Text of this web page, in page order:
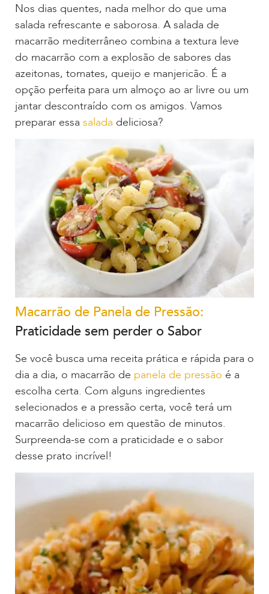
Nos dias quentes, nada melhor do que uma
salada refrescante e saborosa. A salada de
macarrão mediterrâneo combina a textura leve
do macarrão com a explosão de sabores das
azeitonas, tomates, queijo e manjericão. É a
opção perfeita para um almoço ao ar livre ou um
jantar descontraído com os amigos. Vamos
preparar essa salada deliciosa?
Macarrão de Panela de Pressão:
Praticidade sem perder o Sabor
Se você busca uma receita prática e rápida para o
dia a dia, o macarrão de panela de pressão é a
escolha certa. Com alguns ingredientes
selecionados e a pressão certa, você terá um
macarrão delicioso em questão de minutos.
Surpreenda-se com a praticidade e o sabor
desse prato incrível!